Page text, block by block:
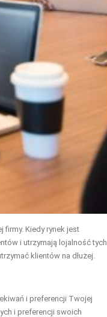
Kiedy rynek jest
i utrzymają lojalność tych
klientów na dłużej.
i preferencji Twojej
i preferencji swoich